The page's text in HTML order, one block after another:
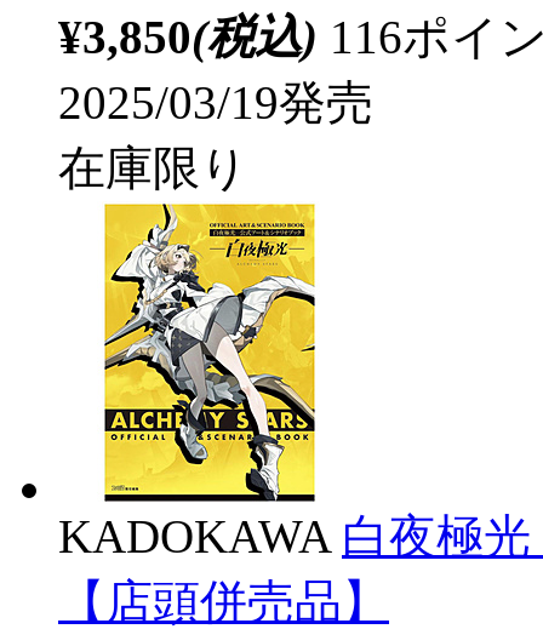
¥3,850(税込) 116ポイ
2025/03/19発売
在庫限り
KADOKAWA 白夜極
【店頭併売品】